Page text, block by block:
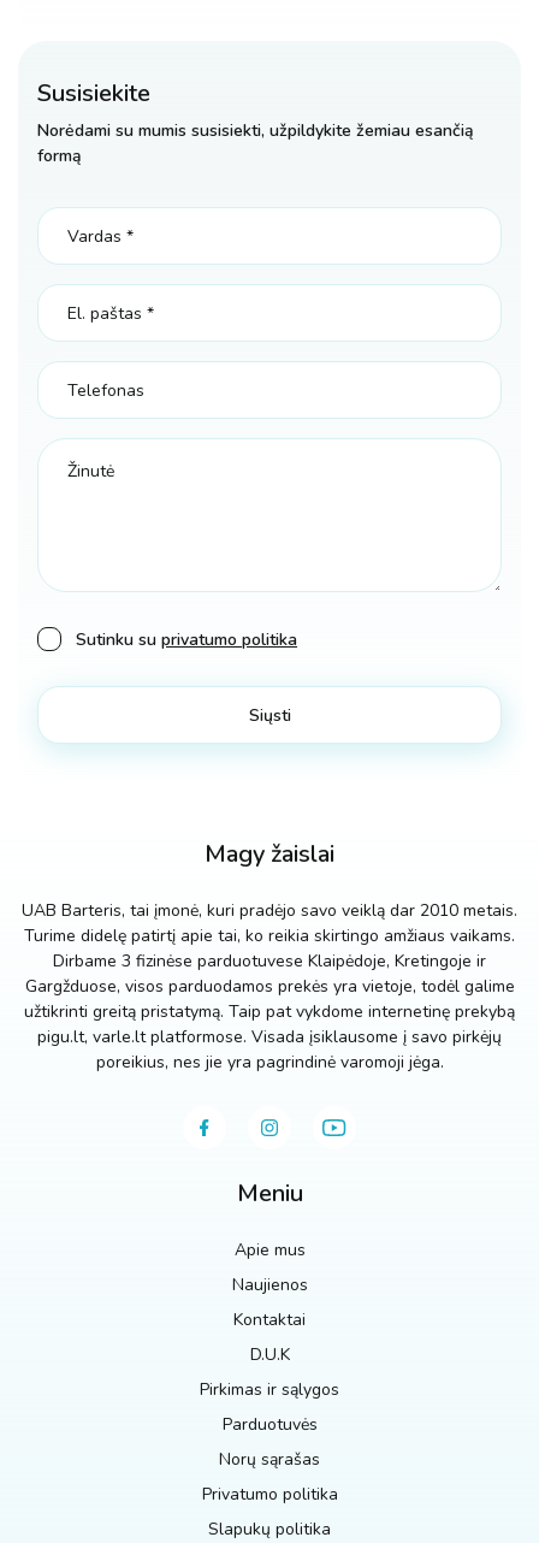
Susisiekite
Norėdami su mumis susisiekti, užpildykite žemiau esančią
formą
Sutinku su privatumo politika
Magy žaislai
UAB Barteris, tai įmonė, kuri pradėjo savo veiklą dar 2010 metais.
Turime didelę patirtį apie tai, ko reikia skirtingo amžiaus vaikams.
Dirbame 3 fizinėse parduotuvese Klaipėdoje, Kretingoje ir
Gargžduose, visos parduodamos prekės yra vietoje, todėl galime
užtikrinti greitą pristatymą. Taip pat vykdome internetinę prekybą
pigu.lt, varle.lt platformose. Visada įsiklausome į savo pirkėjų
poreikius, nes jie yra pagrindinė varomoji jėga.
Meniu
Apie mus
Naujienos
Kontaktai
D.U.K
Pirkimas ir sąlygos
Parduotuvės
Norų sąrašas
Privatumo politika
Slapukų politika